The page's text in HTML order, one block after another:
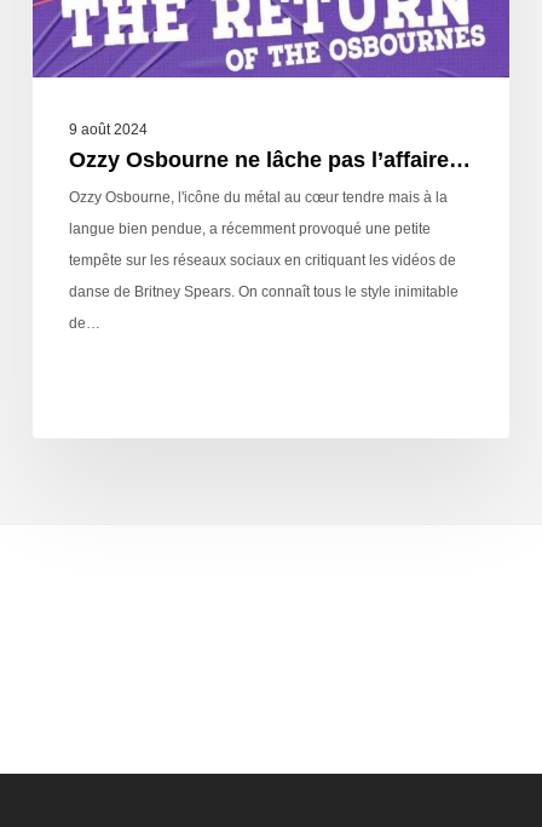
9 août 2024
Ozzy Osbourne ne lâche pas l’affaire…
Ozzy Osbourne, l'icône du métal au cœur tendre mais à la
langue bien pendue, a récemment provoqué une petite
tempête sur les réseaux sociaux en critiquant les vidéos de
danse de Britney Spears. On connaît tous le style inimitable
de…